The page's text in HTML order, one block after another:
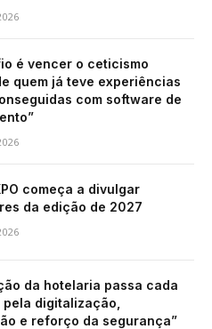
é vencer o ceticismo
quem já teve experiências
com software de
começa a divulgar
da edição de 2027
da hotelaria passa cada
pela digitalização,
e reforço da segurança”